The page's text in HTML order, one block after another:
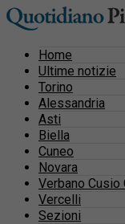
Home
Ultime notizie
Torino
Alessandria
Asti
Biella
Cuneo
Novara
Verbano Cusio
Vercelli
Sezioni